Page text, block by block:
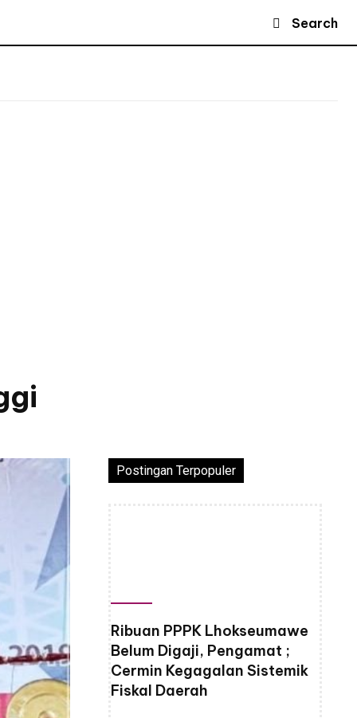
Search
Postingan Terpopuler
Ribuan PPPK Lhokseumawe
Belum Digaji, Pengamat ;
Cermin Kegagalan Sistemik
Fiskal Daerah